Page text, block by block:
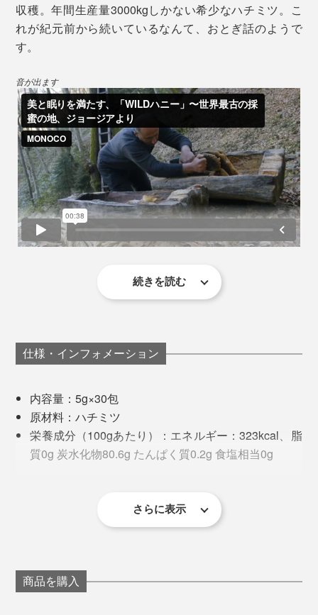
コーカサスミツバチは、他のミツバチより0.5mm以上長
い舌をもち、より深い蜜源に届くといわれ、多様な花や
樹液から、大量に蜜を採取する能力があるのだとか。
白いラベルの「NOBLEタイプ」と比べると、ややさっ
プ」、クリーミーな舌触りがお好みの場合は、
働き者のミツバチがその一生で集めるハチミツの量はス
プーン１杯程度。遥か彼方、ジョージアの森の営みに思
いを馳せながら、味わってください。
＜プロポリス＞
天然の抗菌物質。唾液や蜜ロウ、樹液を混ぜ合わせて巣
に塗り、無菌状態をキープ。古代からその効能が知ら
れ、防腐剤としても使われてきました。
ミツバチ花粉とは、ミツバチが花から採取した花粉を唾
液と蜜でだんご状にまとめ、巣へ持ち帰ったもの。タン
ミツバチの食料になります。
収穫。年間生産量3000kgしかない希少なハチミツ。こ
れが紀元前から続いているなんて、おとぎ話のようで
す。
音が出ます
物。コク深い複雑な味わいなのに、不思議なくらいさっ
ぱりとした甘さで、カラダにす〜っとしみ込む感覚。
これが、ジョージアのミツバチがせっせと巣に運んで、
採蜜家が苦労しながら収穫したものだと考えると、あり
がたみが増してさらにおいしく感じます。
続きを読む
仕様・インフォメーション
内容量：5g×30包
原材料：ハチミツ
栄養成分（100gあたり）：エネルギー：323kcal、脂
質0g 炭水化物80.6g たんぱく質0.2g 食塩相当0g
天然ハチミツは結晶化、分離する場合があります
が、品質に問題はありません。
さらに表示
商品を購入